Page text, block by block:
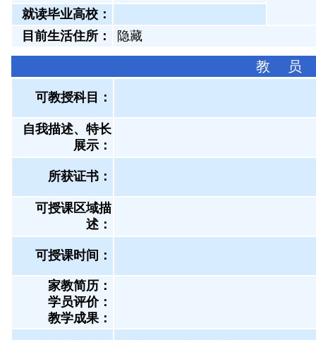
就读毕业高校：
目前生活住所：
隐藏
教 员
可教授科目：
自我描述、特长
展示 ：
所获证书 ：
可授课区域描
述：
可授课时间：
家教简历：
学员评价：
教学成果：